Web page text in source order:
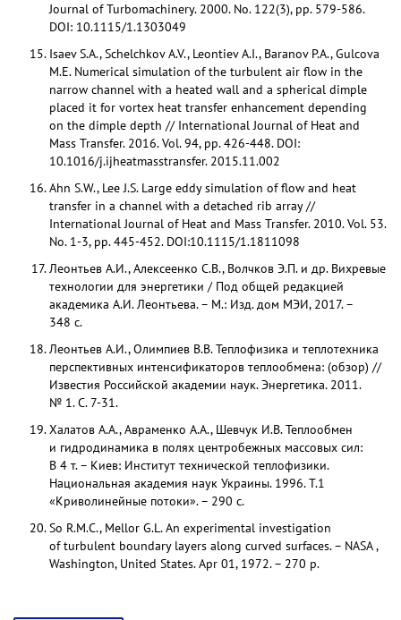
Journal of Turbomachinery. 2000. No. 122(3), pp. 579-586.
DOI: 10.1115/1.1303049
Isaev S.A., Schelchkov A.V., Leontiev A.I., Baranov P.A., Gulcova
M.E. Numerical simulation of the turbulent air flow in the
narrow channel with a heated wall and a spherical dimple
placed it for vortex heat transfer enhancement depending
on the dimple depth // International Journal of Heat and
Mass Transfer. 2016. Vol. 94, pp. 426-448. DOI:
10.1016/j.ijheatmasstransfer. 2015.11.002
Ahn S.W., Lee J.S. Large eddy simulation of flow and heat
transfer in a channel with a detached rib array //
International Journal of Heat and Mass Transfer. 2010. Vol. 53.
No. 1-3, pp. 445-452. DOI:10.1115/1.1811098
Леонтьев А.И., Алексеенко С.В., Волчков Э.П. и др. Вихревые
технологии для энергетики / Под общей редакцией
академика А.И. Леонтьева. – М.: Изд. дом МЭИ, 2017. –
348 с.
Леонтьев А.И., Олимпиев В.В. Теплофизика и теплотехника
перспективных интенсификаторов теплообмена: (обзор) //
Известия Российской академии наук. Энергетика. 2011.
№ 1. С. 7-31.
Халатов А.А., Авраменко А.А., Шевчук И.В. Теплообмен
и гидродинамика в полях центробежных массовых сил:
В 4 т. – Киев: Институт технической теплофизики.
Национальная академия наук Украины. 1996. Т.1
«Криволинейные потоки». – 290 с.
So R.M.C., Mellor G.L. An experimental investigation
of turbulent boundary layers along curved surfaces. – NASA ,
Washington, United States. Apr 01, 1972. – 270 p.